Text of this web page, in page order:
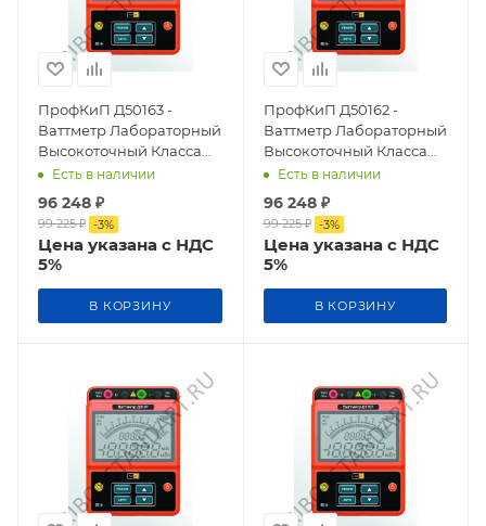
ПрофКиП Д50163 -
Ваттметр Лабораторный
Высокоточный Класса
Точности 0,2
Есть в наличии
96 248 ₽
99 225₽ -3%
Цена указана с НДС
5%
В КОРЗИНУ
ПрофКиП Д50162 -
Ваттметр Лабораторный
Высокоточный Класса
Точности 0,2
Есть в наличии
96 248₽
99 225₽ -3%
Цена указана с НДС
5%
В КОРЗИНУ